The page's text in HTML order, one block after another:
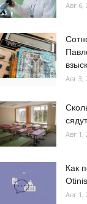
Авг 6,
Авг 3,
Авг 1,
Как
Авг 1,